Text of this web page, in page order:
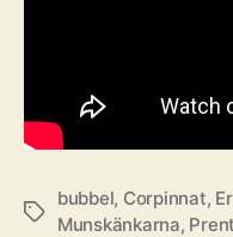
Etiketter
bubbel, Corpinnat,
Munskänkarna,